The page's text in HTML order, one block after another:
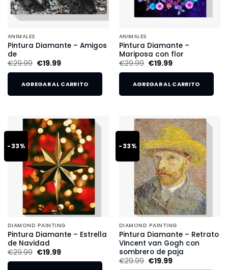
ANIMALES
Pintura Diamante – Amigos
de
€29.99 €19.99
AGREGAR AL CARRITO
ANIMALES
Pintura Diamante –
Mariposa con flor
€29.99 €19.99
AGREGAR AL CARRITO
-33%
DIAMOND PAINTING
Pintura Diamante – Estrella
de Navidad
€29.99 €19.99
-33%
DIAMOND PAINTING
Pintura Diamante – Retrato
Vincent van Gogh con
sombrero de paja
€29.99 €19.99